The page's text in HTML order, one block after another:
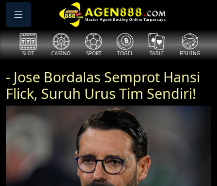
SLOT CASINO SPORT TOGEL TABLE FISHING
- Jose Bordalas Semprot Hansi
Flick, Suruh Urus Tim Sendiri!